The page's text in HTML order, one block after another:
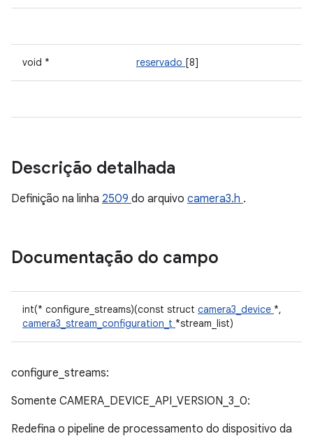
void * reservado [8]
Descrição detalhada
Definição na linha 2509 do arquivo camera3.h .
Documentação do campo
int(* configure_streams)(const struct camera3_device *,
camera3_stream_configuration_t *stream_list)
configure_streams:
Somente CAMERA_DEVICE_API_VERSION_3_0:
Redefina o pipeline de processamento do dispositivo da